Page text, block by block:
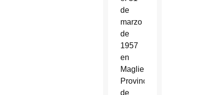
de
marzo
de
1957
en
Maglie,
Provincia
de